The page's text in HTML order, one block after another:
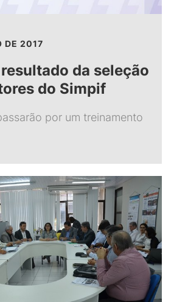
DE 2017
da seleção
do Simpif
por um treinamento